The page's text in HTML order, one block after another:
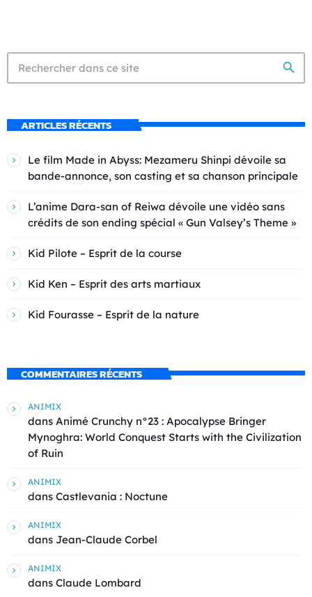
search
ARTICLES RÉCENTS
Le film Made in Abyss: Mezameru Shinpi dévoile sa
bande-annonce, son casting et sa chanson principale
L’anime Dara-san of Reiwa dévoile une vidéo sans
crédits de son ending spécial « Gun Valsey’s Theme »
Kid Pilote – Esprit de la course
Kid Ken – Esprit des arts martiaux
Kid Fourasse – Esprit de la nature
COMMENTAIRES RÉCENTS
ANIMIX
dans Animé Crunchy n°23 : Apocalypse Bringer
Mynoghra: World Conquest Starts with the Civilization
of Ruin
ANIMIX
dans Castlevania : Noctune
ANIMIX
dans Jean-Claude Corbel
ANIMIX
dans Claude Lombard